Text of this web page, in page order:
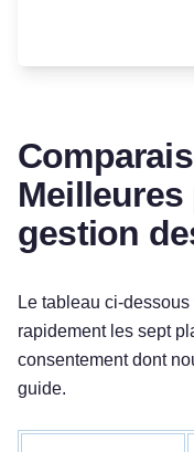
gestion
Le tableau ci-
rapidement les sept
consentement dont
guide.